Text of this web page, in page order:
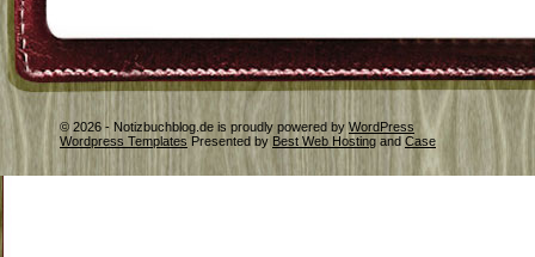
© 2026 - Notizbuchblog.de is proudly powered by WordPress
Wordpress Templates Presented by Best Web Hosting and Case